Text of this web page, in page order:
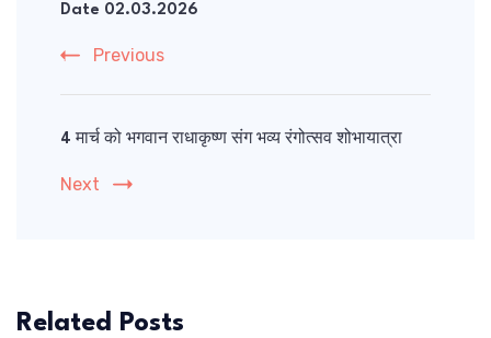
Navigation
Date 02.03.2026
Previous
4 मार्च को भगवान राधाकृष्ण संग भव्य रंगोत्सव शोभायात्रा
Next
Related Posts